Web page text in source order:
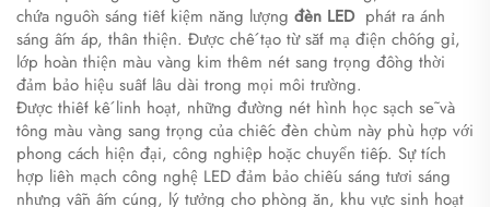
chứa nguồn sáng tiết kiệm năng lượng ​đèn LED​ ​ phát ra ánh
sáng ấm áp, thân thiện. Được chế tạo từ sắt mạ điện chống gỉ,
lớp hoàn thiện màu vàng kim thêm nét sang trọng đồng thời
đảm bảo hiệu suất lâu dài trong mọi môi trường.
Được thiết kế linh hoạt, những đường nét hình học sạch sẽ và
tông màu vàng sang trọng của chiếc đèn chùm này phù hợp với
phong cách hiện đại, công nghiệp hoặc chuyển tiếp. Sự tích
hợp liền mạch công nghệ LED đảm bảo chiếu sáng tươi sáng
nhưng vẫn ấm cúng, lý tưởng cho phòng ăn, khu vực sinh hoạt